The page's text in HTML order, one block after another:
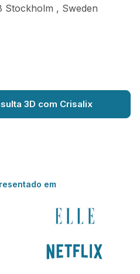
Stockholm , Sweden
3D com Crisalix
em